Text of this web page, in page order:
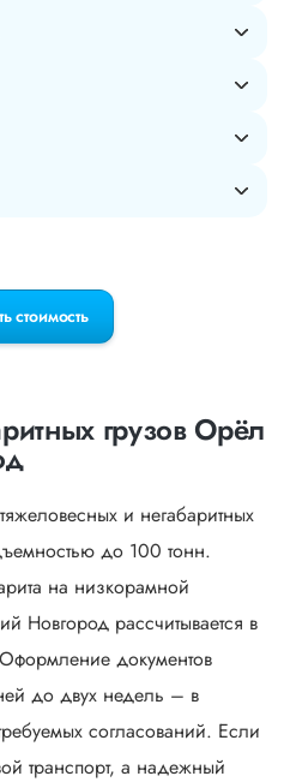
стоимость
грузов Орёл
и негабаритных
до 100 тонн.
на низкорамной
Новгород рассчитывается в
документов
до двух недель – в
согласований. Если
транспорт, а надежный